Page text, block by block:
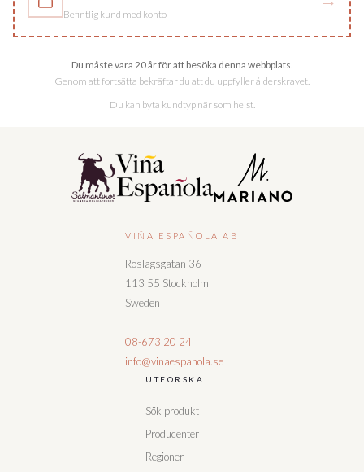
Befintlig kund med konto
Du måste vara 20 år för att besöka denna webbplats.
Genom att fortsätta bekräftar du att du uppfyller ålderskravet.
Du kan byta kundtyp när som helst.
VIÑA ESPAÑOLA AB
Roslagsgatan 36
113 55 Stockholm
Sweden
08-673 20 24
info@vinaespanola.se
UTFORSKA
Sök produkt
Producenter
Regioner